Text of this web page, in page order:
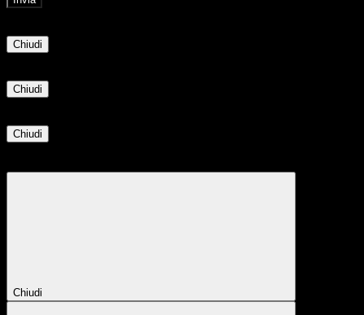
Chiudi
Chiudi
Chiudi
Chiudi